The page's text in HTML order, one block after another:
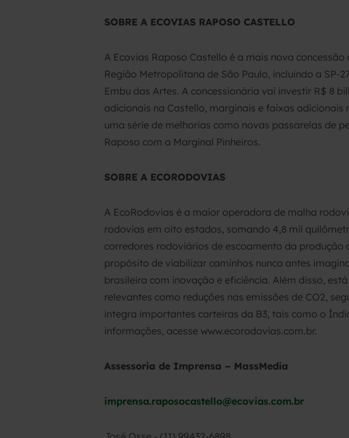
SOBRE A ECOVIAS RAPOSO CASTELLO
A Ecovias Raposo Castello é a mais nova
Região Metropolitana de São Paulo, incluindo a SP-
Embu das Artes. A concessionária vai investir R$ 8
adicionais na Castello, marginais e faixas adicionais
uma série de melhorias como novas passarelas de
Raposo com a Marginal Pinheiros.
SOBRE A ECORODOVIAS
A EcoRodovias é a maior operadora de malha
rodovias em oito estados, somando 4,8 mil
corredores rodoviários de escoamento da
propósito de viabilizar caminhos nunca antes
brasileira com inovação e eficiência. Além disso,
relevantes como reduções nas emissões de CO2,
integra importantes carteiras da B3, tais como o
informações, acesse www.ecorodovias.com.br.
Assessoria de Imprensa – MassMedia
imprensa.raposocastello@ecovias.com.br